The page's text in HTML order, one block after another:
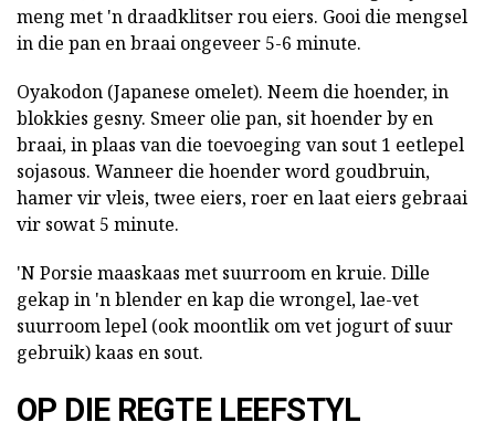
meng met 'n draadklitser rou eiers. Gooi die mengsel
in die pan en braai ongeveer 5-6 minute.
Oyakodon (Japanese omelet). Neem die hoender, in
blokkies gesny. Smeer olie pan, sit hoender by en
braai, in plaas van die toevoeging van sout 1 eetlepel
sojasous. Wanneer die hoender word goudbruin,
hamer vir vleis, twee eiers, roer en laat eiers gebraai
vir sowat 5 minute.
'N Porsie maaskaas met suurroom en kruie. Dille
gekap in 'n blender en kap die wrongel, lae-vet
suurroom lepel (ook moontlik om vet jogurt of suur
gebruik) kaas en sout.
OP DIE REGTE LEEFSTYL